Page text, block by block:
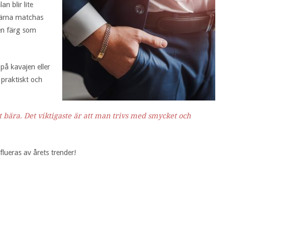
blir lite
matchas
färg som
kavajen eller
och
Det viktigaste är att man trivs med smycket och
av årets trender!